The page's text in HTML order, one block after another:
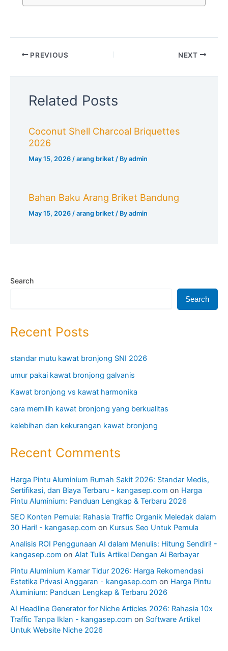
PREVIOUS NEXT
Related Posts
Coconut Shell Charcoal Briquettes
2026
May 15, 2026/arang briket / Byadmin
Bahan Baku Arang Briket Bandung
May 15, 2026 /arang briket / Byadmin
Search
Search
Recent Posts
standar mutu kawat bronjong SNI 2026
umur pakai kawat bronjong galvanis
Kawat bronjong vs kawat harmonika
cara memilih kawat bronjong yang berkualitas
kelebihan dan kekurangan kawat bronjong
Recent Comments
Harga Pintu Aluminium Rumah Sakit 2026: Standar Medis,
Sertifikasi, dan Biaya Terbaru - kangasep.com on Harga
Pintu Aluminium: Panduan Lengkap & Terbaru 2026
SEO Konten Pemula: Rahasia Traffic Organik Meledak dalam
30 Hari! - kangasep.com on Kursus Seo Untuk Pemula
Analisis ROI Penggunaan AI dalam Menulis: Hitung Sendiri! -
kangasep.com on Alat Tulis Artikel Dengan Ai Berbayar
Pintu Aluminium Kamar Tidur 2026: Harga Rekomendasi
Estetika Privasi Anggaran - kangasep.com on Harga Pintu
Aluminium: Panduan Lengkap & Terbaru 2026
AI Headline Generator for Niche Articles 2026: Rahasia 10x
Traffic Tanpa Iklan - kangasep.com on Software Artikel
Untuk Website Niche 2026